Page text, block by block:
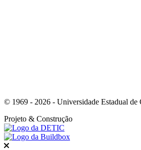
© 1969 - 2026 - Universidade Estadual de
Projeto & Construção
Fechar